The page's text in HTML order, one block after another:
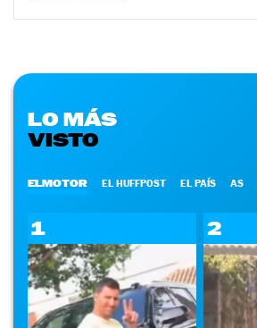
LO MÁS
VISTO
ELMOTOR EL HUFFPOST EL PAÍS AS
1 2